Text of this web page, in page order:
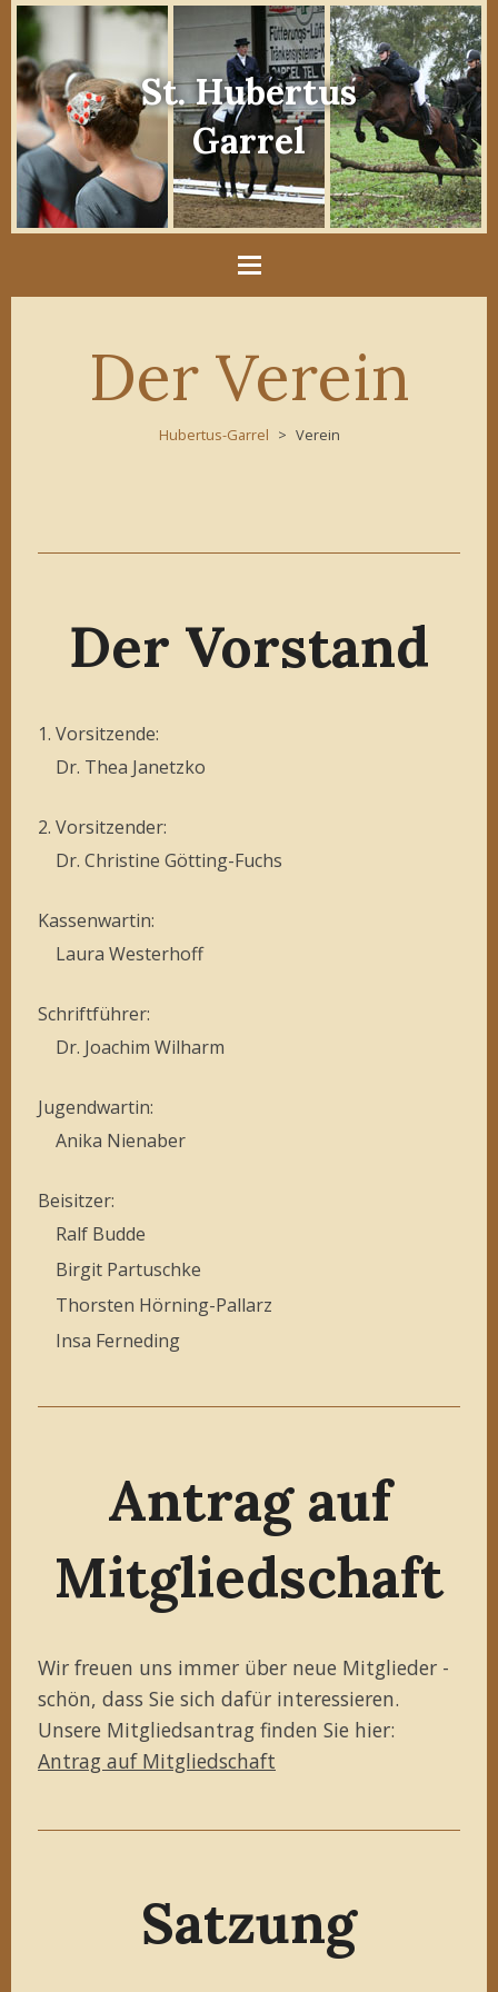
St. Hubertus
Garrel
Der Verein
Hubertus-Garrel Verein
Der Vorstand
1. Vorsitzende:
Dr. Thea Janetzko
2. Vorsitzender:
Dr. Christine Götting-Fuchs
Kassenwartin:
Laura Westerhoff
Schriftführer:
Dr. Joachim Wilharm
Jugendwartin:
Anika Nienaber
Beisitzer:
Ralf Budde
Birgit Partuschke
Thorsten Hörning-Pallarz
Insa Ferneding
Antrag auf
Mitgliedschaft
Wir freuen uns immer über neue Mitglieder -
schön, dass Sie sich dafür interessieren.
Unsere Mitgliedsantrag finden Sie hier:
Antrag auf Mitgliedschaft
Satzung